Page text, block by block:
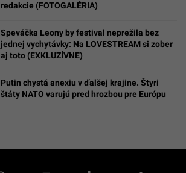
redakcie (FOTOGALÉRIA)
Speváčka Leony by festival neprežila bez
jednej vychytávky: Na LOVESTREAM si zober
aj toto (EXKLUZÍVNE)
Putin chystá anexiu v ďalšej krajine. Štyri
štáty NATO varujú pred hrozbou pre Európu